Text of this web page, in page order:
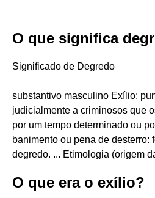
O que significa
Significado de Degredo
substantivo masculino Exílio;
judicialmente a criminosos que
por um tempo determinado ou
banimento ou pena de desterro:
degredo. ... Etimologia (origem
O que era o exílio?